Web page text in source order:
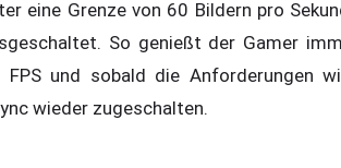
eine Grenze von 60 Bildern pro
So genießt der Gamer
FPS und sobald die Anforderungen
wieder zugeschalten.